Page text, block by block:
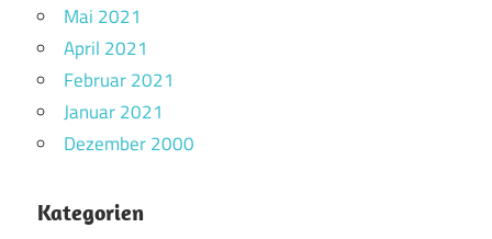
Mai 2021
April 2021
Februar 2021
Januar 2021
Dezember 2000
Kategorien